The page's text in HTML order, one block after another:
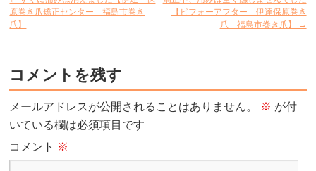
原巻き爪矯正センター 福島市巻き
爪】
【ビフォーアフター 伊達保原巻き
爪 福島市巻き爪】
→
コメントを残す
メールアドレスが公開されることはありません。 ※ が付
いている欄は必須項目です
コメント ※